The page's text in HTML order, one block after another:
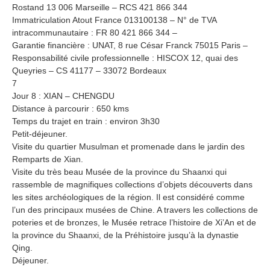
Rostand 13 006 Marseille – RCS 421 866 344
Immatriculation Atout France 013100138 – N° de TVA
intracommunautaire : FR 80 421 866 344 –
Garantie financière : UNAT, 8 rue César Franck 75015 Paris –
Responsabilité civile professionnelle : HISCOX 12, quai des
Queyries – CS 41177 – 33072 Bordeaux
7
Jour 8 : XIAN – CHENGDU
Distance à parcourir : 650 kms
Temps du trajet en train : environ 3h30
Petit-déjeuner.
Visite du quartier Musulman et promenade dans le jardin des
Remparts de Xian.
Visite du très beau Musée de la province du Shaanxi qui
rassemble de magnifiques collections d’objets découverts dans
les sites archéologiques de la région. Il est considéré comme
l’un des principaux musées de Chine. A travers les collections de
poteries et de bronzes, le Musée retrace l’histoire de Xi’An et de
la province du Shaanxi, de la Préhistoire jusqu’à la dynastie
Qing.
Déjeuner.